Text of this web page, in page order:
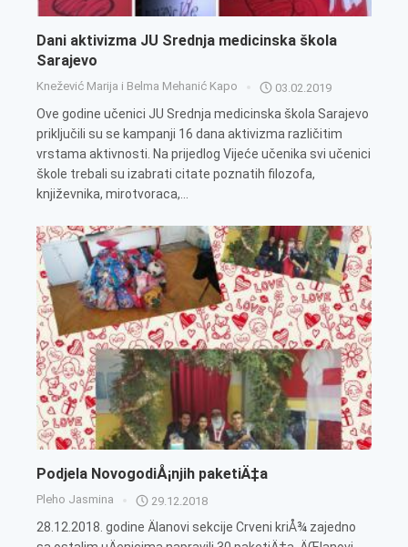
Dani aktivizma JU Srednja medicinska škola
Sarajevo
Knežević Marija i Belma Mehanić Kapo 03.02.2019
Ove godine učenici JU Srednja medicinska škola Sarajevo
priključili su se kampanji 16 dana aktivizma različitim
vrstama aktivnosti. Na prijedlog Vijeće učenika svi učenici
škole trebali su izabrati citate poznatih filozofa,
književnika, mirotvoraca,...
Podjela NovogodiÅ¡njih paketiÄ‡a
Pleho Jasmina 29.12.2018
28.12.2018. godine Älanovi sekcije Crveni kriÅ¾ zajedno